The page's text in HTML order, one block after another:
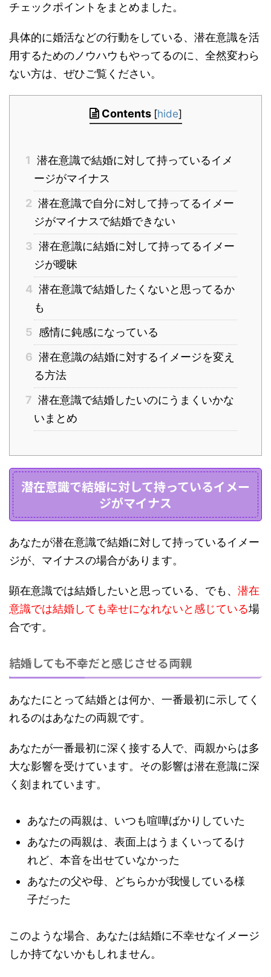
チェックポイントをまとめました。
具体的に婚活などの行動をしている、潜在意識を活
用するためのノウハウもやってるのに、全然変わら
ない方は、ぜひご覧ください。
Contents [hide]
1 潜在意識で結婚に対して持っているイメ
ージがマイナス
2 潜在意識で自分に対して持ってるイメー
ジがマイナスで結婚できない
3 潜在意識に結婚に対して持ってるイメー
ジが曖昧
4 潜在意識で結婚したくないと思ってるか
も
5 感情に鈍感になっている
6 潜在意識の結婚に対するイメージを変え
る方法
7 潜在意識で結婚したいのにうまくいかな
いまとめ
潜在意識で結婚に対して持っているイメー
ジがマイナス
あなたが潜在意識で結婚に対して持っているイメー
ジが、マイナスの場合があります。
顕在意識では結婚したいと思っている、でも、 潜在
意識では結婚しても幸せになれないと感じている場
合です。
結婚しても不幸だと感じさせる両親
あなたにとって結婚とは何か、一番最初に示してく
れるのはあなたの両親です。
あなたが一番最初に深く接する人で、両親からは多
大な影響を受けています。その影響は潜在意識に深
く刻まれています。
あなたの両親は、いつも喧嘩ばかりしていた
あなたの両親は、表面上はうまくいってるけ
れど、本音を出せていなかった
あなたの父や母、どちらかが我慢している様
子だった
このような場合、あなたは結婚に不幸せなイメージ
しか持てないかもしれません。